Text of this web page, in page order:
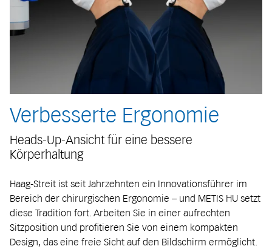
Verbesserte Ergonomie
Heads-Up-Ansicht für eine bessere
Körperhaltung
Haag-Streit ist seit Jahrzehnten ein Innovationsführer im
Bereich der chirurgischen Ergonomie – und METIS HU setzt
diese Tradition fort. Arbeiten Sie in einer aufrechten
Sitzposition und profitieren Sie von einem kompakten
Design, das eine freie Sicht auf den Bildschirm ermöglicht.